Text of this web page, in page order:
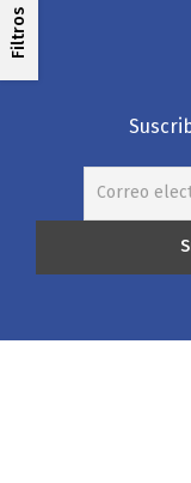
Filtros